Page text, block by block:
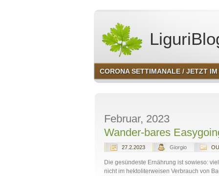
CORONA SETTIMANALE / JETZT
Februar, 2023
Wander-bares
27.2.2023 Giorgio
Die gesündeste Ernährung ist sowieso:
nicht im hektoliterweisen Verbrauch von